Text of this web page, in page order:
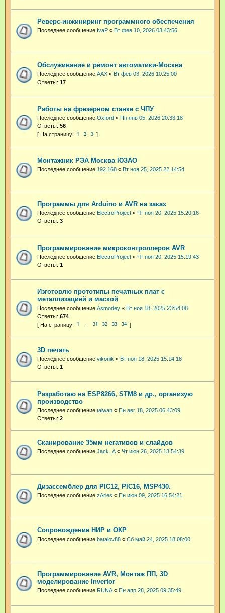
Реверс-инжиниринг программного обеспечения
Последнее сообщение IvaP « Вт фев 10, 2026 03:43:56
Обслуживание и ремонт автоматики-Москва
Последнее сообщение AAX « Вт фев 03, 2026 10:25:00
Ответы: 17
Работы на фрезерном станке с ЧПУ
Последнее сообщение Oxford « Пн янв 05, 2026 20:33:18
Ответы: 56
1 2 3
Монтажник РЭА Москва ЮЗАО
Последнее сообщение 192.168 « Вт ноя 25, 2025 22:14:54
Программы для Arduino и AVR на заказ
Последнее сообщение ElectroProject « Чт ноя 20, 2025 15:20:16
Ответы: 3
Программирование микроконтроллеров AVR
Последнее сообщение ElectroProject « Чт ноя 20, 2025 15:19:43
Ответы: 1
Изготовлю прототипы печатных плат с
металлизацией и маской
Последнее сообщение Asmodey « Вт ноя 18, 2025 23:54:08
Ответы: 674
1 31 32 33 34
3D печать
Последнее сообщение vikonik « Вт ноя 18, 2025 15:14:18
Ответы: 1
Разработаю на ESP8266, STM8 и др., организую
производство
Последнее сообщение taiwan « Пн авг 18, 2025 06:43:09
Ответы: 2
Сканирование 35мм негативов и слайдов
Последнее сообщение Jack_A « Чт июн 26, 2025 13:54:39
Дизассемблер для PIC12, PIC16, MSP430.
Последнее сообщение zAries « Пн июн 09, 2025 16:54:21
Сопровождение НИР и ОКР
Последнее сообщение batalov88 « Сб май 24, 2025 18:08:00
Программирование AVR, Монтаж ПП, 3D
моделирование Invertor
Последнее сообщение RUNA « Пн апр 28, 2025 09:35:49